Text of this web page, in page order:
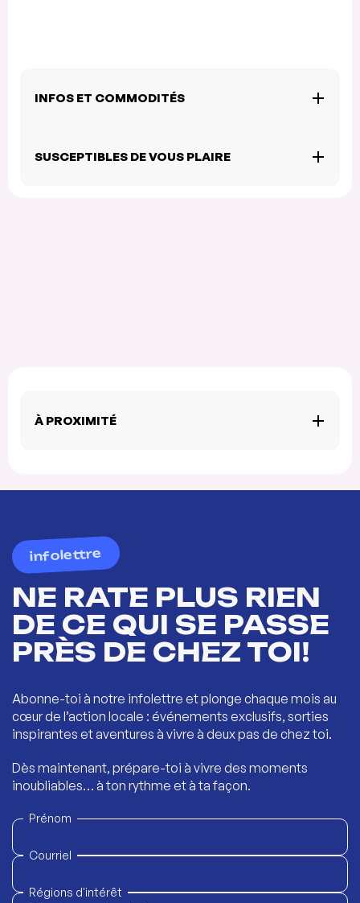
INFOS ET COMMODITÉS
SUSCEPTIBLES DE VOUS PLAIRE
À PROXIMITÉ
infolettre
NE RATE PLUS RIEN
DE CE QUI SE PASSE
PRÈS DE CHEZ TOI!
Abonne-toi à notre infolettre et plonge chaque mois au
cœur de l’action locale : événements exclusifs, sorties
inspirantes et aventures à vivre à deux pas de chez toi.
Dès maintenant, prépare-toi à vivre des moments
inoubliables… à ton rythme et à ta façon.
Prénom
Courriel
Régions d'intérêt